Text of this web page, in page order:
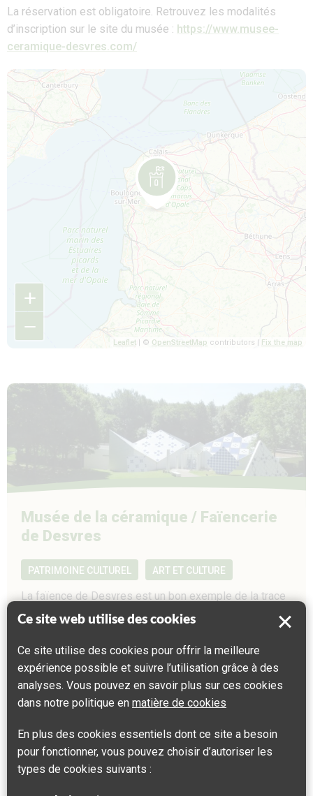
Ce site web utilise des cookies
Ce site utilise des cookies pour offrir la meilleure
expérience possible et suivre l’utilisation grâce à des
analyses. Vous pouvez en savoir plus sur ces cookies
dans notre politique en matière de cookies
En plus des cookies essentiels dont ce site a besoin
pour fonctionner, vous pouvez choisir d’autoriser les
types de cookies suivants :
La réservation est obligatoire. Retrouvez les modalités
d’inscription sur le site du musée : https://www.musee-
ceramique-desvres.com/
Map is loading...
+
−
Leaflet | © OpenStreetMap contributors | Fix the map
Musée de la céramique / Faïencerie
de Desvres
PATRIMOINE CULTUREL ART ET CULTURE
La faïence de Desvres est un bon exemple de la trace
que peut laisser l’histoire géologique d’un territoire sur